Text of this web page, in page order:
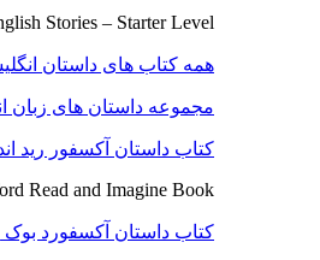
Stories – Starter Level
همه کتاب های داستان
مجموعه داستان های زبان
کتاب داستان آکسفور رید
Read and Imagine Book
کتاب داستان آکسفورد بوک